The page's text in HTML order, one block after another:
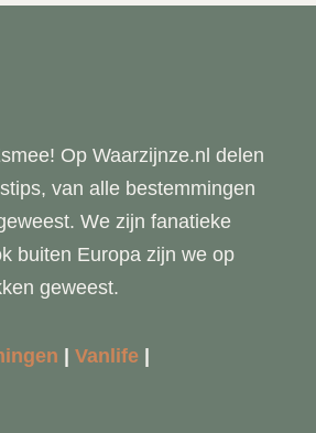
Op Waarzijnze.nl delen
van alle bestemmingen
We zijn fanatieke
buiten Europa zijn we op
geweest.
| Vanlife |